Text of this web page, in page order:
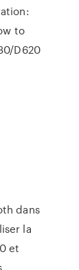
to
D620
dans
la
et